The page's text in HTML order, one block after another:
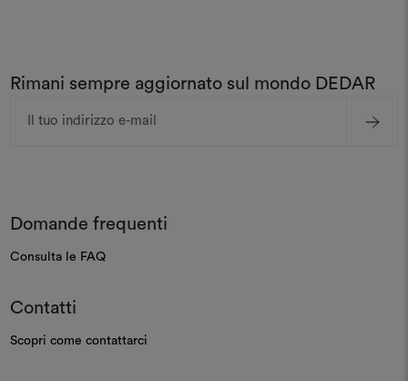
Rimani sempre aggiornato sul mondo DEDAR
Domande frequenti
Consulta le FAQ
Contatti
Scopri come contattarci